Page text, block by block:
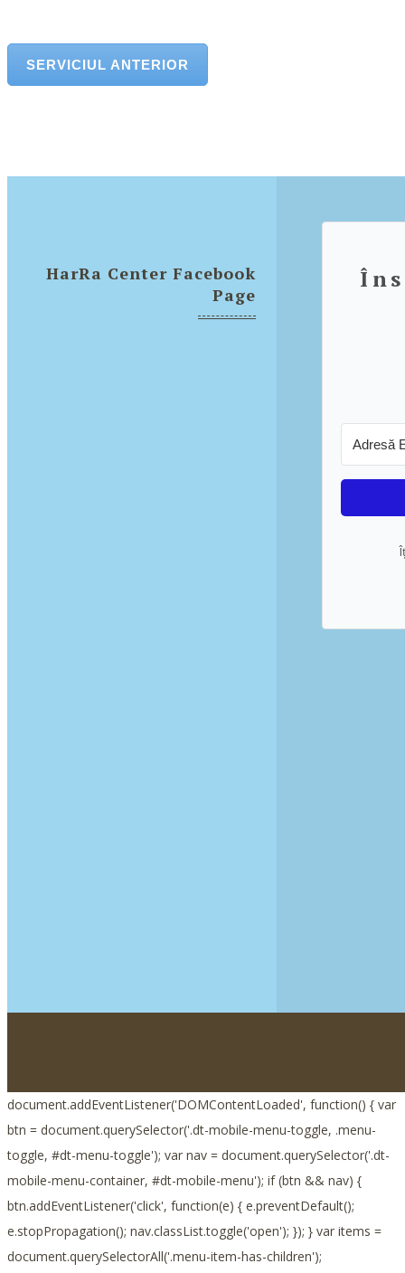
SERVICIUL ANTERIOR
HarRa Center Facebook
Page
document.addEventListener('DOMContentLoaded', function() { var
btn = document.querySelector('.dt-mobile-menu-toggle, .menu-
toggle, #dt-menu-toggle'); var nav = document.querySelector('.dt-
mobile-menu-container, #dt-mobile-menu'); if (btn && nav) {
btn.addEventListener('click', function(e) { e.preventDefault();
e.stopPropagation(); nav.classList.toggle('open'); }); } var items =
document.querySelectorAll('.menu-item-has-children');